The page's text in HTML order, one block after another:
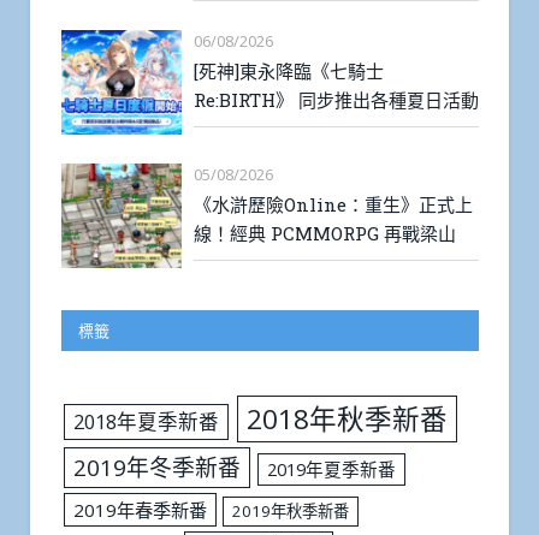
06/08/2026
[死神]東永降臨《七騎士
Re:BIRTH》 同步推出各種夏日活動
05/08/2026
《水滸歷險Online：重生》正式上
線！經典 PCMMORPG 再戰梁山
標籤
2018年夏季新番 2018年秋季新番
2019年冬季新番
2019年夏季新番
2019年春季新番
2019年秋季新番